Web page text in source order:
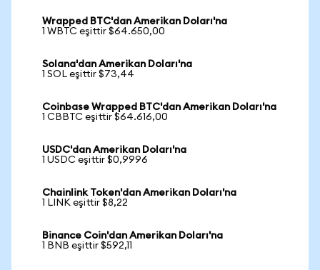
Wrapped BTC'dan Amerikan Doları'na
1 WBTC eşittir $64.650,00
Solana'dan Amerikan Doları'na
1 SOL eşittir $73,44
Coinbase Wrapped BTC'dan Amerikan Doları'na
1 CBBTC eşittir $64.616,00
USDC'dan Amerikan Doları'na
1 USDC eşittir $0,9996
Chainlink Token'dan Amerikan Doları'na
1 LINK eşittir $8,22
Binance Coin'dan Amerikan Doları'na
1 BNB eşittir $592,11